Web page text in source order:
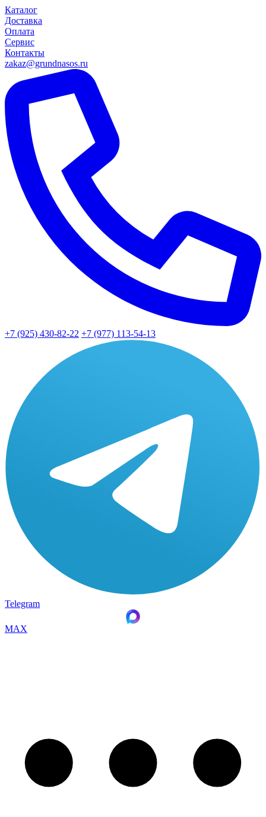
Каталог
Доставка
Оплата
Сервис
Контакты
zakaz@grundnasos.ru
+7 (925) 430-82-22 +7 (977) 113-54-13
Telegram
MAX